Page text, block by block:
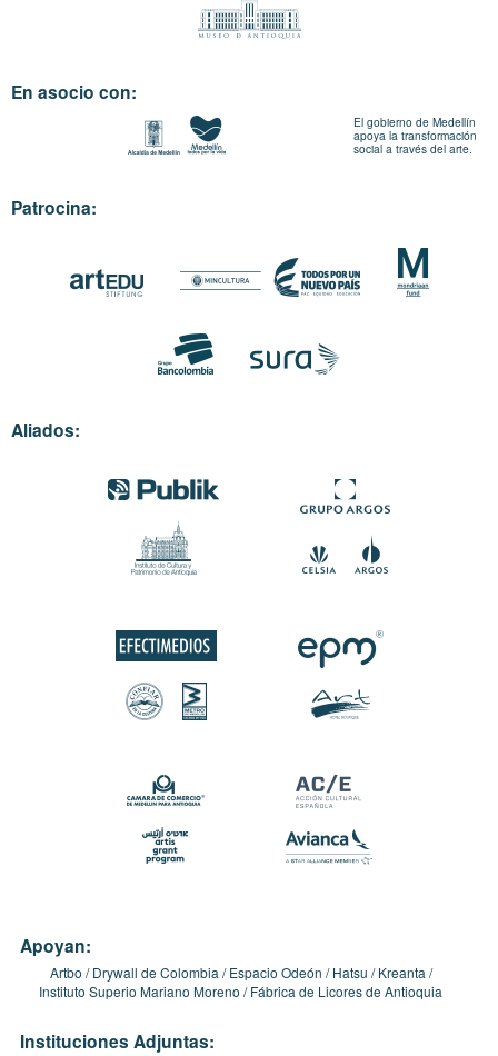
En asocio con:
El gobierno de Medellín
apoya la transformación
social a través del arte.
Patrocina:
Aliados:
Apoyan:
Artbo Drywall de Colombia Espacio Odeón Hatsu
Kreanta
Instituto Superio Mariano Moreno
Fábrica de Licores de Antioquia
Instituciones Adjuntas: